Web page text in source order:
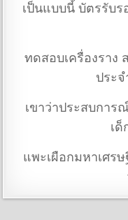
เป็นแบบนี้ บัตรรับร
ทดสอบเครื่องราง
ประ
เขาว่าประสบการ
เด็
แพะเผือกมหาเศร